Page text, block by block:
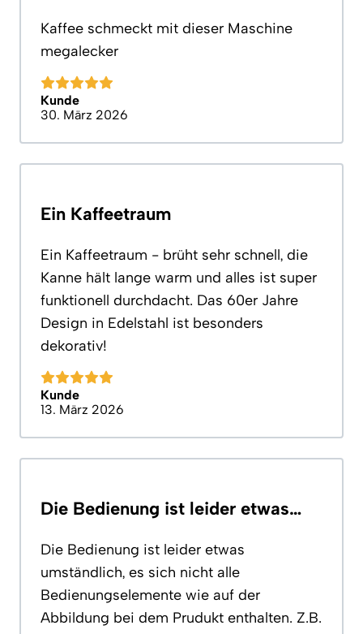
Kaffee schmeckt mit dieser Maschine
megalecker
Kunde
30. März 2026
Ein Kaffeetraum
Ein Kaffeetraum - brüht sehr schnell, die
Kanne hält lange warm und alles ist super
funktionell durchdacht. Das 60er Jahre
Design in Edelstahl ist besonders
dekorativ!
Kunde
13. März 2026
Die Bedienung ist leider etwas…
Die Bedienung ist leider etwas
umständlich, es sich nicht alle
Bedienungselemente wie auf der
Abbildung bei dem Prudukt enthalten. Z.B.